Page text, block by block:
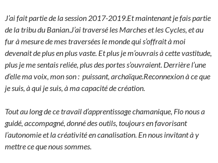
J’ai fait partie de la session 2017-2019.Et maintenant je fais partie
de la tribu du Banian.J’ai traversé les Marches et les Cycles, et au
fur à mesure de mes traversées le monde qui s’offrait à moi
devenait de plus en plus vaste. Et plus je m’ouvrais à cette vastitude,
plus je me sentais reliée, plus des portes s’ouvraient. Derrière l’une
d’elle ma voix, mon son : puissant, archaïque.Reconnexion à ce que
je suis, à qui je suis, à ma capacité de création.
Tout au long de ce travail d’apprentissage chamanique, Flo nous a
guidé, accompagné, donné des outils, toujours en favorisant
l’autonomie et la créativité en canalisation. En nous invitant à y
mettre ce que nous sommes.